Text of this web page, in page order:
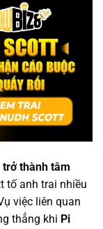
thành tâm
tố anh trai nhiều
việc liên quan
thẳng khi Pi